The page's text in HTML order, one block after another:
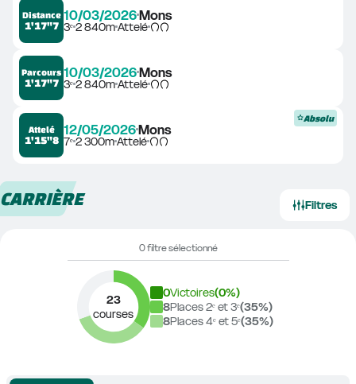
Distance
1'17"7
10/03/2026Mons
3ᵉ2 840mAttelé
Parcours
1'17"7
10/03/2026Mons
3ᵉ2 840mAttelé
Attelé
1'15"8
12/05/2026Mons
7ᵉ2 300mAttelé
Absolu
CARRIÈRE Filtres
0 filtre sélectionné
23
courses
0Victoires(0%)
8Places 2ᵉ et 3ᵉ(35%)
8Places 4ᵉ et 5ᵉ(35%)